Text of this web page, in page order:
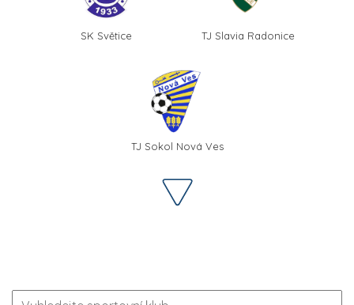
SK Světice TJ Slavia Radonice
TJ Sokol Nová Ves